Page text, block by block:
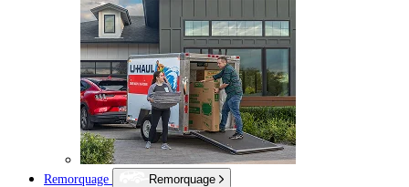
Remorquage
Remorquage